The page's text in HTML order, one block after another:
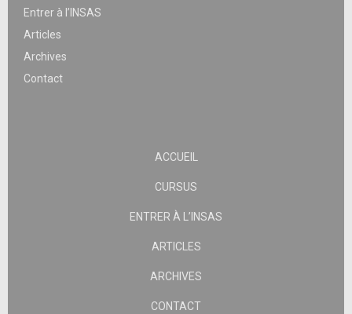
Entrer à l’INSAS
Articles
Archives
Contact
ACCUEIL
CURSUS
ENTRER À L’INSAS
ARTICLES
ARCHIVES
CONTACT